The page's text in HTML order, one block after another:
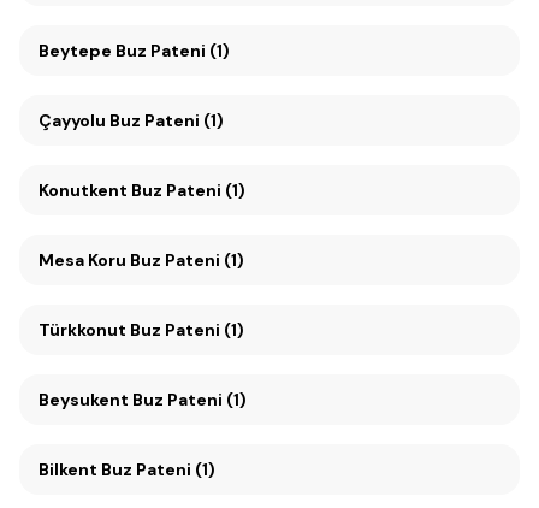
Beytepe Buz Pateni (1)
Çayyolu Buz Pateni (1)
Konutkent Buz Pateni (1)
Mesa Koru Buz Pateni (1)
Türkkonut Buz Pateni (1)
Beysukent Buz Pateni (1)
Bilkent Buz Pateni (1)